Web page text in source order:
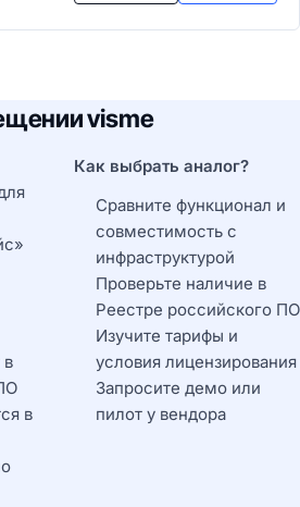
visme
в
в
Как выбрать аналог?
Сравните функционал и
совместимость с
инфраструктурой
Проверьте наличие в
Реестре российского ПО
Изучите тарифы и
условия лицензирования
Запросите демо или
пилот у вендора